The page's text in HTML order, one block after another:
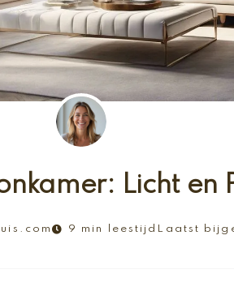
Licht en
9 min leestijd Laatst